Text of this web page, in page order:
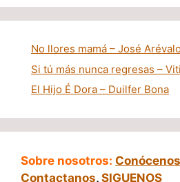
No llores mamá – José
Si tú más nunca regresas –
El Hijo É Dora – Duilfer Bona
Sobre nosotros: Conócenos
Contactanos, SIGUENOS